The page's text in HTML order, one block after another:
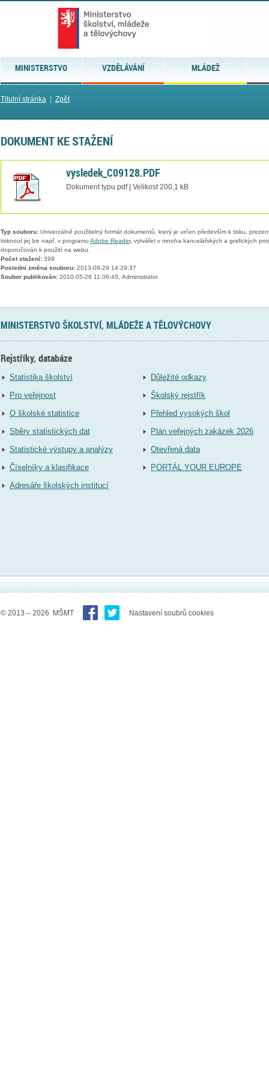
MINISTERSTVO VZDĚLÁVÁNÍ MLÁDEŽ
Titulní stránka| Zpět
DOKUMENT KE STAŽENÍ
vysledek_C09128.PDF
Dokument typu pdf | Velikost 200,1 kB
Typ souboru:Univerzálně použitelný formát dokumentů, který je určen především k tisku,
tisknout jej lze např. v programu Adobe Reader, vytvářet v mnoha kancelářských a grafických
doporučován k použití na webu.
Počet stažení:399
Poslední změna souboru:2013-08-29 14:29:37
Soubor publikován:2010-05-26 11:06:45, Administrator
MINISTERSTVO ŠKOLSTVÍ, MLÁDEŽE A TĚLOVÝCHOVY
Rejstříky, databáze
Statistika školství
Pro veřejnost
O školské statistice
Sběry statistických dat
Statistické výstupy a analýzy
Číselníky a klasifikace
Adresáře školských institucí
Důležité odkazy
Školský rejstřík
Přehled vysokých škol
Plán veřejných zakázek 2026
Otevřená data
PORTÁL YOUR EUROPE
© 2013 – 2026 MŠMT Nastavení soubrů cookies